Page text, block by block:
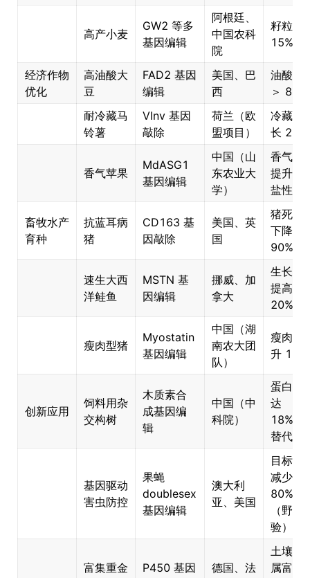
高产小麦
GW2 等多
基因编辑
阿根廷、
中国农科
院
籽粒增
15%
经济作物
优化
高油酸大
豆
FAD2 基因
编辑
美国、巴
西
油酸含
＞ 80%
耐冷藏马
铃薯
VInv 基因
敲除
荷兰（欧
盟项目）
冷藏期
长 2 倍
香气苹果
MdASG1
基因编辑
中国（山
东农业大
学）
香气物
提升+
盐性增
畜牧水产
育种
抗蓝耳病
猪
CD163 基
因敲除
美国、英
国
猪死亡
下降
90%
速生大西
洋鲑鱼
MSTN 基
因编辑
挪威、加
拿大
生长速
提高
20%
瘦肉型猪
Myostatin
基因编辑
中国（湖
南农大团
队）
瘦肉率
升 12%
创新应用
饲料用杂
交构树
木质素合
成基因编
辑
中国（中
科院）
蛋白含
达
18%，
替代豆
基因驱动
害虫防控
果蝇
doublesex
基因编辑
澳大利
亚、美国
目标种
减少
80%
（野外
验）
富集重金
P450 基因
德国、法
土壤重
属富集